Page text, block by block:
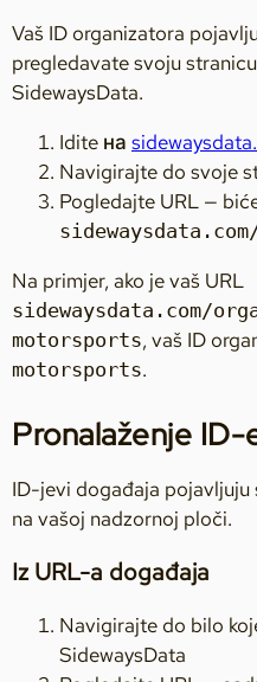
Vaš ID organizatora
pregledavate svoju
SidewaysData.
Idite на
Navigirajte do svoje
Pogledajte URL —
sidewaysdata.com/
Na primjer, ako je vaš URL
sidewaysdata.com/
motorsports, vaš ID
motorsports.
Pronalaženje ID-
ID-jevi događaja pojavljuju
na vašoj nadzornoj ploči.
Iz URL-a događaja
Navigirajte do bilo
SidewaysData